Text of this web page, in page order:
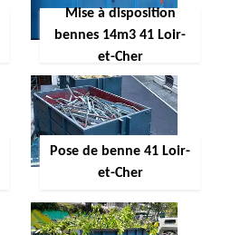
Mise à disposition
bennes 14m3 41 Loir-
et-Cher
Pose de benne 41 Loir-
et-Cher